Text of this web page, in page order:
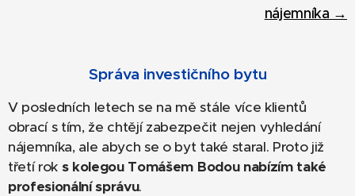
nájemníka →
Správa investičního bytu
V posledních letech se na mě stále více klientů
obrací s tím, že chtějí zabezpečit nejen vyhledání
nájemníka, ale abych se o byt také staral. Proto již
třetí rok s kolegou Tomášem Bodou nabízím také
profesionální správu.